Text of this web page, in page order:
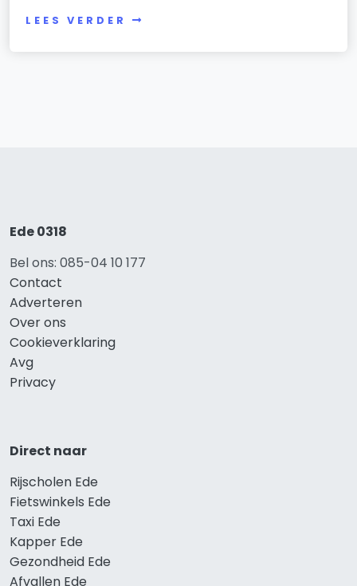
LEES VERDER
Ede 0318
Bel ons: 085-04 10 177
Contact
Adverteren
Over ons
Cookieverklaring
Avg
Privacy
Direct naar
Rijscholen Ede
Fietswinkels Ede
Taxi Ede
Kapper Ede
Gezondheid Ede
Afvallen Ede